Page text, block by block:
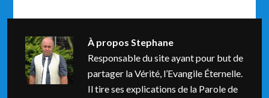
À proposStephane
Responsable du site ayant pour but de
partager la Vérité, l’Evangile Éternelle.
Il tire ses explications de la Parole de